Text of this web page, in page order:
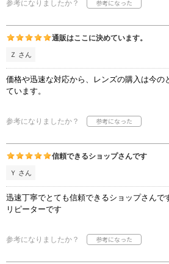
参考になりましたか？
通販はここに決めています。
Ｚ さん
価格や迅速な対応から、レンズの購入は今の
ています。
参考になりましたか？
信頼できるショップさんです
Ｙ さん
迅速丁寧でとても信頼できるショップさんで
リピーターです
参考になりましたか？